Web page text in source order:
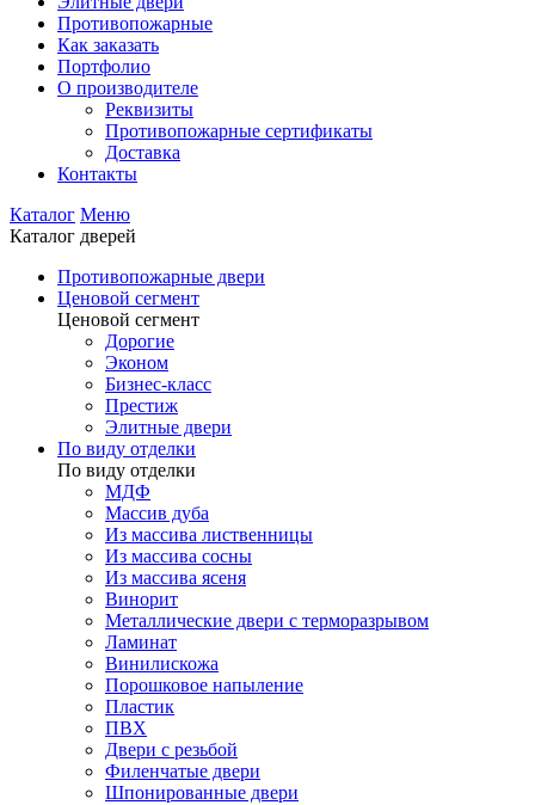
Противопожарные
Как заказать
Портфолио
О производителе
Реквизиты
Противопожарные сертификаты
Доставка
Контакты
Каталог Меню
Каталог дверей
Противопожарные двери
Ценовой сегмент
Ценовой сегмент
Дорогие
Эконом
Бизнес-класс
Престиж
Элитные двери
По виду отделки
По виду отделки
МДФ
Массив дуба
Из массива лиственницы
Из массива сосны
Из массива ясеня
Винорит
Металлические двери с терморазрывом
Ламинат
Винилискожа
Порошковое напыление
Пластик
ПВХ
Двери с резьбой
Филенчатые двери
Шпонированные двери